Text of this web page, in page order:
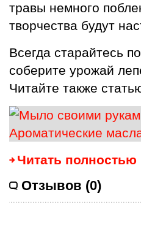
травы немного
творчества будут
Всегда старайтесь
соберите урожай
Читайте также
Читать полностью
Отзывов (0)